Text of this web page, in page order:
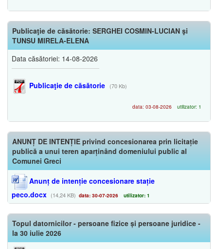
Publicaţie de căsătorie: SERGHEI COSMIN-LUCIAN şi
TUNSU MIRELA-ELENA
Data căsătoriei: 14-08-2026
Publicaţie de căsătorie (70 Kb)
data: 03-08-2026 utilizator: 1
ANUNȚ DE INTENȚIE privind concesionarea prin licitație
publică a unui teren aparținând domeniului public al
Comunei Greci
Anunț de intenție concesionare stație
peco.docx (14,24 KB) data: 30-07-2026 utilizator: 1
Topul datornicilor - persoane fizice și persoane juridice -
la 30 iulie 2026